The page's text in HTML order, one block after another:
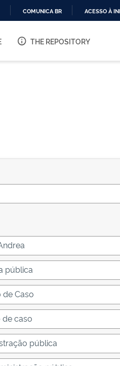
O
COMUNICA BR ACESSO À
THE REPOSITORY